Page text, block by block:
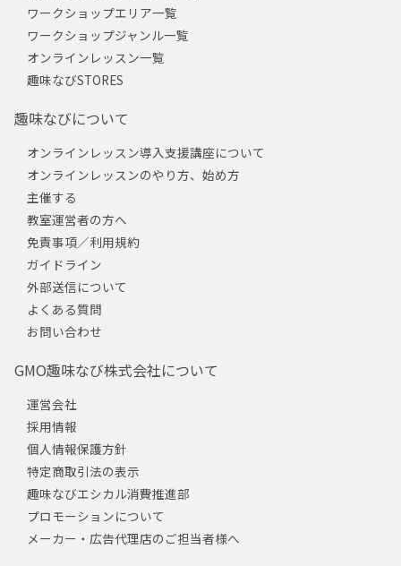
ワークショップエリア一覧
ワークショップジャンル一覧
オンラインレッスン一覧
趣味なびSTORES
趣味なびについて
オンラインレッスン導入支援講座について
オンラインレッスンのやり方、始め方
主催する
教室運営者の方へ
免責事項／利用規約
ガイドライン
外部送信について
よくある質問
お問い合わせ
GMO趣味なび株式会社について
運営会社
採用情報
個人情報保護方針
特定商取引法の表示
趣味なびエシカル消費推進部
プロモーションについて
メーカー・広告代理店のご担当者様へ